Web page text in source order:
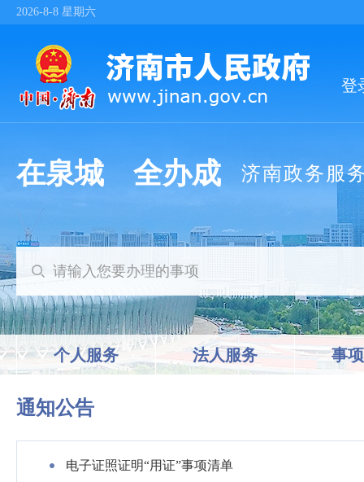
2026-8-8 星期六
在泉城 全办成 济南政务服
个人服务 法人服务 事
通知公告
电子证照证明“用证”事项清单